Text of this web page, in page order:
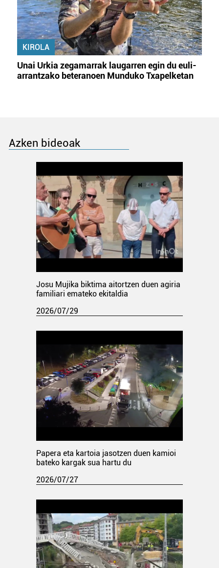
KIROLA
Unai Urkia zegamarrak laugarren egin du euli-
arrantzako beteranoen Munduko Txapelketan
Azken bideoak
Josu Mujika biktima aitortzen duen agiria
familiari emateko ekitaldia
2026/07/29
Papera eta kartoia jasotzen duen kamioi
bateko kargak sua hartu du
2026/07/27